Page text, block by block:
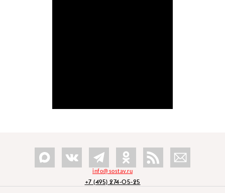
info@sostav.ru
+7 (495) 274-05-25